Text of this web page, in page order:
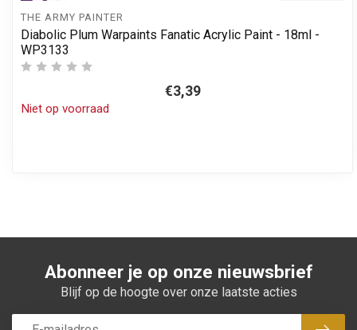
THE ARMY PAINTER
Diabolic Plum Warpaints Fanatic Acrylic Paint - 18ml -
WP3133
€3,39
Niet op voorraad
Abonneer je op onze nieuwsbrief
Blijf op de hoogte over onze laatste acties